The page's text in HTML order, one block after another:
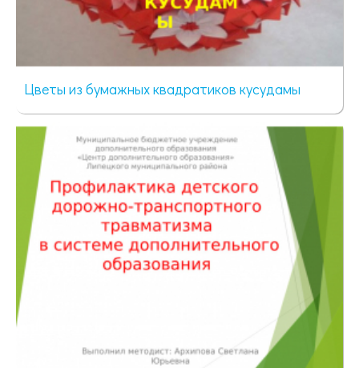
Цветы из бумажных квадратиков кусудамы
41 просмотр